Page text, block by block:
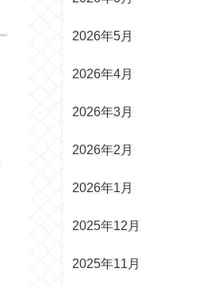
2026年5月
2026年4月
2026年3月
2026年2月
2026年1月
2025年12月
2025年11月